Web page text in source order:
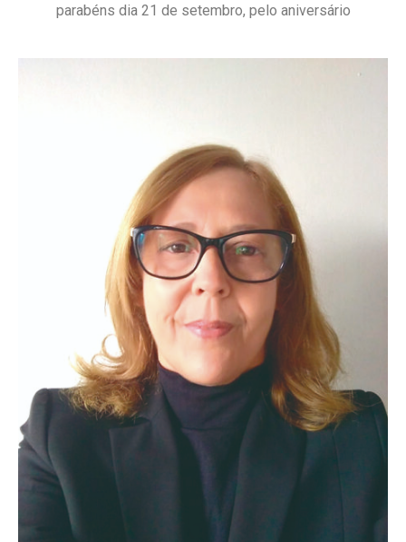
parabéns dia 21 de setembro, pelo aniversário